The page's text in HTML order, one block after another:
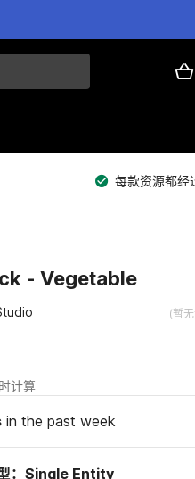
每款资源都经
- Vegetable
(暂
计算
in the past week
：Single Entity